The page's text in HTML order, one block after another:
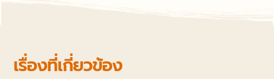
เรื่องที่เกี่ยวข้อง